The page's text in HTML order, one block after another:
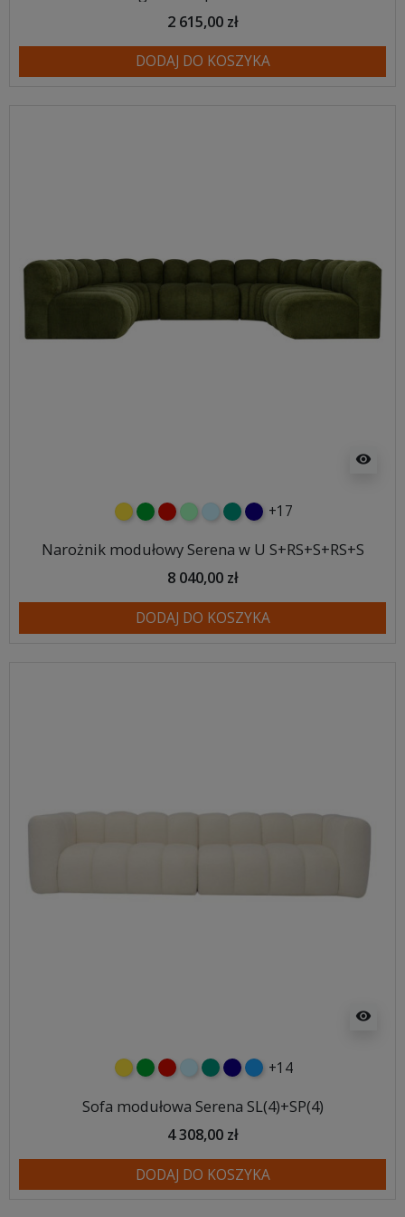
2 615,00 zł
DODAJ DO KOSZYKA
visibility
żółtyzielonyczerwony
miętowybłękitnyturkusowy
granatowy
+17
Narożnik modułowy Serena w U S+RS+S+RS+S
8 040,00 zł
DODAJ DO KOSZYKA
visibility
żółtyzielonyczerwony
błękitnyturkusowy
granatowy
niebieski
+14
Sofa modułowa Serena SL(4)+SP(4)
4 308,00 zł
DODAJ DO KOSZYKA